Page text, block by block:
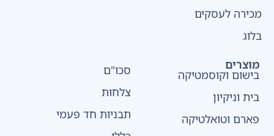
מכירה לעסקים
בלוג
מוצרים
בישום וקוסמטיקה
בית וניקיון
פארם וטואלטיקה
סכו"ם
צלחות
תבניות חד פעמי